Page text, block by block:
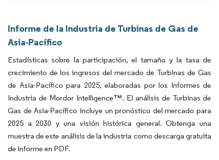
Informe de la Industria de Turbinas de Gas de
Asia-Pacífico
Estadísticas sobre la participación, el tamaño y la tasa de
crecimiento de los ingresos del mercado de Turbinas de Gas
de Asia-Pacífico para 2025, elaboradas por los Informes de
Industria de Mordor Intelligence™. El análisis de Turbinas de
Gas de Asia-Pacífico incluye un pronóstico del mercado para
2025 a 2030 y una visión histórica general. Obtenga una
muestra de este análisis de la industria como descarga gratuita
de informe en PDF.